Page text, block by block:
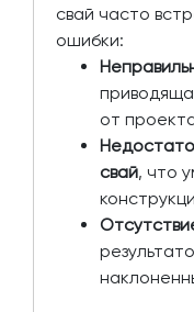
свай часто
ошибки:
от
свай, что